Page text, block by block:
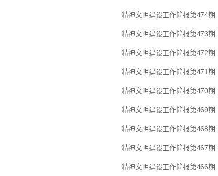
精神文明建设工作简报第474期
精神文明建设工作简报第473期
精神文明建设工作简报第472期
精神文明建设工作简报第471期
精神文明建设工作简报第470期
精神文明建设工作简报第469期
精神文明建设工作简报第468期
精神文明建设工作简报第467期
精神文明建设工作简报第466期